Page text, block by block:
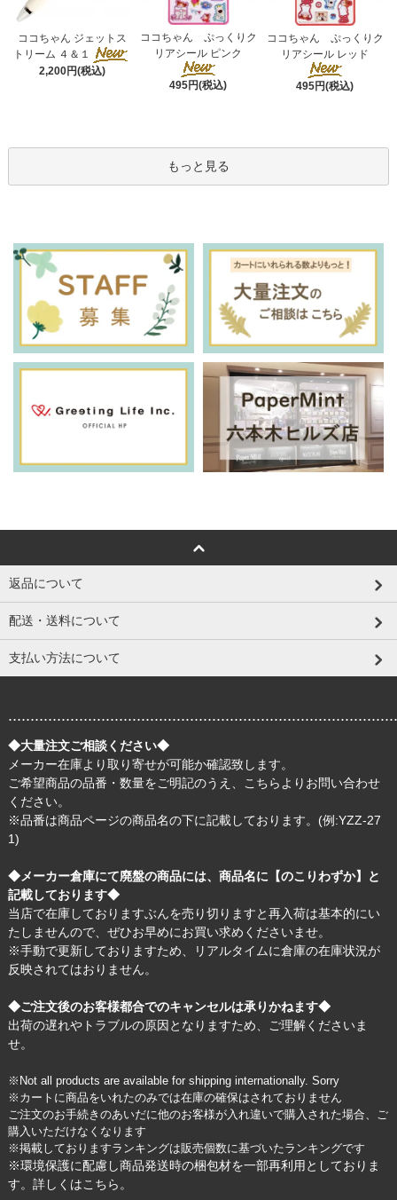
ココちゃん ジェットス
トリーム ４＆１
2,200円(税込)
ココちゃん ぷっくりク
リアシール ピンク
495円(税込)
ココちゃん ぷっくりク
リアシール レッド
495円(税込)
もっと見る
返品について
配送・送料について
支払い方法について
◆大量注文ご相談ください◆
メーカー在庫より取り寄せが可能か確認致します。
ご希望商品の品番・数量をご明記のうえ、
こちら よりお問い合わせ
ください。
※品番は商品ページの商品名の下に記載しております。(例:YZZ-27
1)
◆メーカー倉庫にて廃盤の商品には、商品名に【のこりわずか】と
記載しております◆
当店で在庫しておりますぶんを売り切りますと再入荷は基本的にい
たしませんので、ぜひお早めにお買い求めくださいませ。
※手動で更新しておりますため、リアルタイムに倉庫の在庫状況が
反映されてはおりません。
◆ご注文後のお客様都合でのキャンセルは承りかねます◆
出荷の遅れやトラブルの原因となりますため、ご理解くださいま
せ。
※Not all products are available for shipping internationally. Sorry
※カートに商品をいれたのみでは在庫の確保はされておりません
ご注文のお手続きのあいだに他のお客様が入れ違いで購入された場合、ご
購入いただけなくなります
※掲載しておりますランキングは販売個数に基づいたランキングです
※環境保護に配慮し商品発送時の梱包材を一部再利用としておりま
す。詳しくはこちら 。